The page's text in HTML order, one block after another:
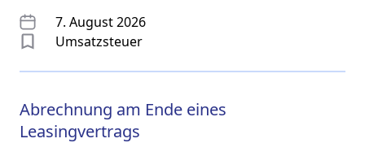
7. August 2026
Umsatzsteuer
Abrechnung am Ende eines
Leasingvertrags